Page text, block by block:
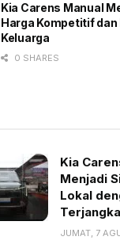
Kia Carens Manual
Harga Kompetitif
Keluarga
0 SHARES
Kia
Menjadi
Lokal
JUMAT, 7